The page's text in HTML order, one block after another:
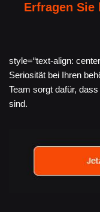
Erfragen
style=“text-align:
Seriosität bei Ihren
Team sorgt dafür,
sind.